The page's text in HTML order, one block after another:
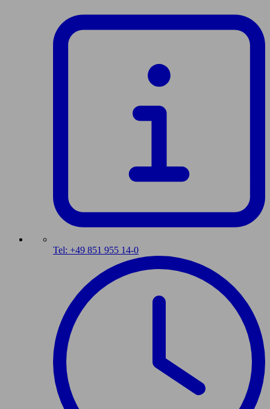
Tel: +49 851 955 14-0